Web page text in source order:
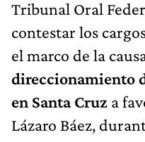
Tribunal Oral
contestar los
el marco de la
direccionamiento
en Santa Cruz a
Lázaro Báez,